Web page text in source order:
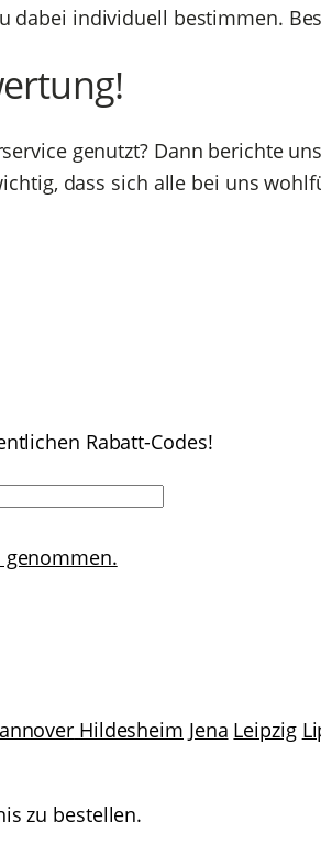
dabei individuell bestimmen.
genutzt? Dann berichte
dass sich alle bei uns
Rabatt-Codes!
genommen.
Hildesheim Jena Leipzig